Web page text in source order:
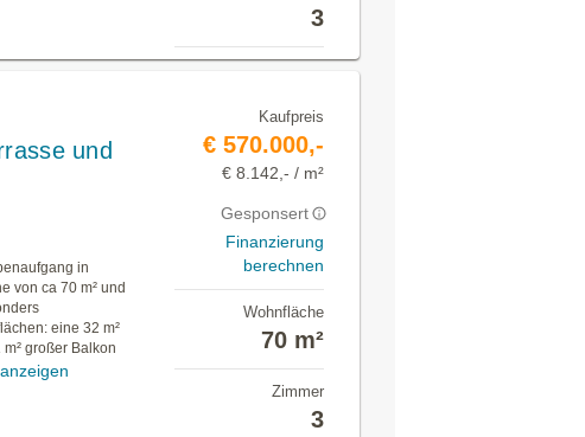
3
und
in
von ca 70 m² und
eine 32 m²
großer Balkon
Kaufpreis
€ 570.000,-
€ 8.142,- / m²
Gesponsert
Finanzierung
berechnen
Wohnfläche
70 m²
Zimmer
3